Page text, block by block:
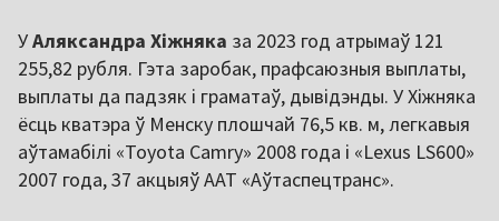
УАляксандра Хіжняка за 2023 год атрымаў 121
255,82 рубля. Гэта заробак, прафсаюзныя выплаты,
выплаты да падзяк і граматаў, дывідэнды. У Хіжняка
ёсць кватэра ў Менску плошчай 76,5 кв. м, легкавыя
аўтамабілі «Toyota Camry» 2008 года і «Lexus LS600»
2007 года, 37 акцыяў ААТ «Аўтаспецтранс».